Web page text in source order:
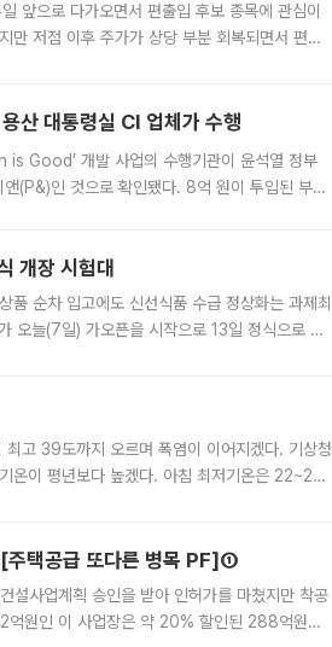
앞으로 다가오면서 편출입 후보 종목에 관심이
만 저점 이후 주가가 상당 부분 회복되면서 편입
대통령실 CI 업체가 수행
is Good’ 개발 사업의 수행기관이 윤석열 정부
(P&)인 것으로 확인됐다. 8억 원이 투입된 부산
개장 시험대
순차 입고에도 신선식품 수급 정상화는 과제최
오늘(7일) 가오픈을 시작으로 13일 정식으로 재
최고 39도까지 오르며 폭염이 이어지겠다. 기상청
온이 평년보다 높겠다. 아침 최저기온은 22~27
주택공급 또다른 병목 PF]①
설사업계획 승인을 받아 인허가를 마쳤지만 착공
억원인 이 사업장은 약 20% 할인된 288억원에